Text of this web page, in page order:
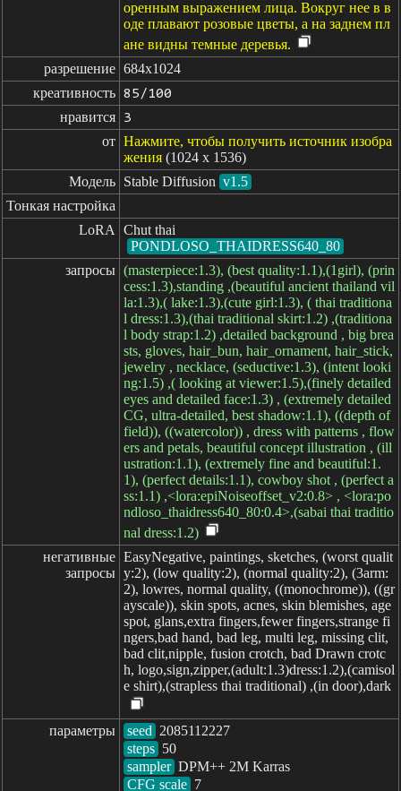
оренным выражением лица. Вокруг нее в в
оде плавают розовые цветы, а на заднем пл
ане видны темные деревья.
разрешение 684x1024
креативность 85/100
нравится 3
от Нажмите, чтобы получить источник изобра
жения (1024 x 1536)
Модель Stable Diffusion v1.5
Тонкая настройка
LoRA
Chut thai
PONDLOSO_THAIDRESS640_80
запросы (masterpiece:1.3), (best quality:1.1),(1girl), (prin
cess:1.3),standing ,(beautiful ancient thailand vil
la:1.3),( lake:1.3),(cute girl:1.3), ( thai traditiona
l dress:1.3),(thai traditional skirt:1.2) ,(traditiona
l body strap:1.2) ,detailed background , big brea
sts, gloves, hair_bun, hair_ornament, hair_stick,
jewelry , necklace, (seductive:1.3), (intent looki
ng:1.5) ,( looking at viewer:1.5),(finely detailed
eyes and detailed face:1.3) , (extremely detailed
CG, ultra-detailed, best shadow:1.1), ((depth of
field)), ((watercolor)) , dress with patterns , flow
ers and petals, beautiful concept illustration , (ill
ustration:1.1), (extremely fine and beautiful:1.
1), (perfect details:1.1), cowboy shot , (perfect a
ss:1.1) ,<lora:epiNoiseoffset_v2:0.8> , <lora:po
ndloso_thaidress640_80:0.4>,(sabai thai traditio
nal dress:1.2)
негативные
запросы
EasyNegative, paintings, sketches, (worst qualit
y:2), (low quality:2), (normal quality:2), (3arm:
2), lowres, normal quality, ((monochrome)), ((gr
ayscale)), skin spots, acnes, skin blemishes, age
spot, glans,extra fingers,fewer fingers,strange fi
ngers,bad hand, bad leg, multi leg, missing clit,
bad clit,nipple, fusion crotch, bad Drawn crotc
h, logo,sign,zipper,(adult:1.3)dress:1.2),(camisol
e shirt),(strapless thai traditional) ,(in door),dark
параметры seed
steps
sampler
CFG scale